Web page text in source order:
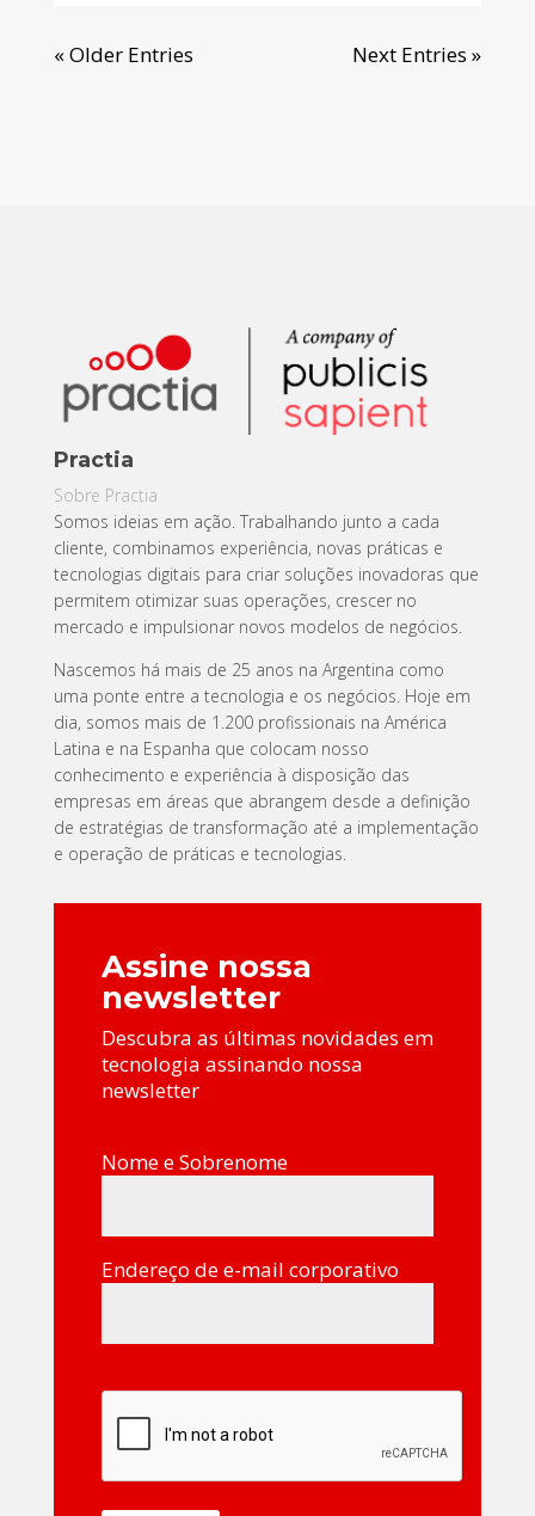
« Older Entries Next Entries »
Practia
Sobre Practia
Somos ideias em ação. Trabalhando junto a cada
cliente, combinamos experiência, novas práticas e
tecnologias digitais para criar soluções inovadoras que
permitem otimizar suas operações, crescer no
mercado e impulsionar novos modelos de negócios.
Nascemos há mais de 25 anos na Argentina como
uma ponte entre a tecnologia e os negócios. Hoje em
dia, somos mais de 1.200 profissionais na América
Latina e na Espanha que colocam nosso
conhecimento e experiência à disposição das
empresas em áreas que abrangem desde a definição
de estratégias de transformação até a implementação
e operação de práticas e tecnologias.
Assine nossa
newsletter
Descubra as últimas novidades em
tecnologia assinando nossa
newsletter
Nome e Sobrenome
Endereço de e-mail corporativo